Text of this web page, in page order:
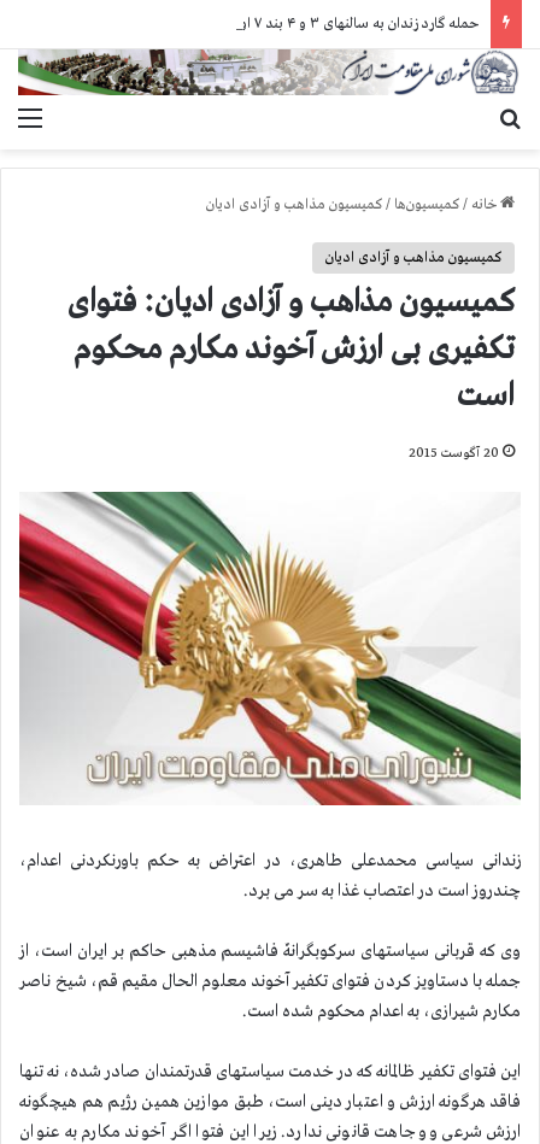
خانه /کمیسیون‌ها /کمیسیون مذاهب و آزادی ادیان
کمیسیون مذاهب و آزادی ادیان
كمیسیون‌‌‌‌‌ مذاهب و آزادی ادیان: فتوای
تكفیری بی ارزش آخوند مكارم محكوم
است
20 آگوست 2015
زندانی سیاسی محمدعلی طاهری، در اعتراض به حكم باورنكردنی اعدام،
چندروز است در اعتصاب غذا به سر می برد.
وی كه قربانی سیاستهای سركوبگرانهٌ فاشیسم مذهبی حاكم بر ایران است، از
جمله با دستاویز كردن فتوای تكفیر آخوند معلوم الحال مقیم قم، شیخ ناصر
مكارم شیرازی، به اعدام محكوم شده است.
این فتوای تكفیر ظالمانه كه در خدمت سیاستهای قدرتمندان صادر شده، نه تنها
فاقد هرگونه ارزش و اعتبار دینی است، طبق موازین همین رژیم هم هیچگونه
ارزش شرعی و وجاهت قانونی ندارد. زیرا این فتوا اگر آخوند مكارم به عنوان